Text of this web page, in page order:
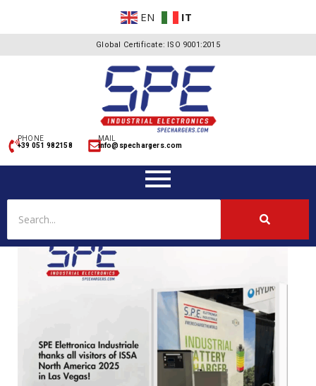
EN IT
Global Certificate: ISO 9001:2015
PHONE
+39 051 982158
MAIL
info@spechargers.com